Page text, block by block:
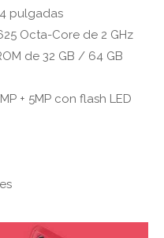
pulgadas
Octa-Core de 2 GHz
de 32 GB / 64 GB
+ 5MP con flash LED